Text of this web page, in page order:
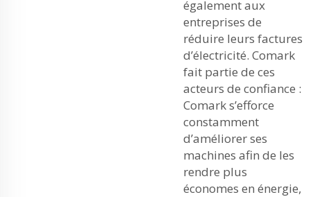
également aux
entreprises de
réduire leurs factures
d’électricité. Comark
fait partie de ces
acteurs de confiance :
Comark s’efforce
constamment
d’améliorer ses
machines afin de les
rendre plus
économes en énergie,